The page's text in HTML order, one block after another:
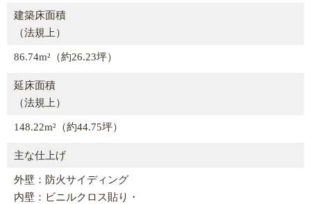
建築床面積
（法規上）
86.74m²（約26.23坪）
延床面積
（法規上）
148.22m²（約44.75坪）
主な仕上げ
外壁：防火サイディング
内壁：ビニルクロス貼り・